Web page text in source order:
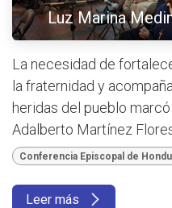
Luz Marina
La necesidad de
la fraternidad y
heridas del pueblo
Adalberto Martínez
Conferencia Episcopal de
Leer más